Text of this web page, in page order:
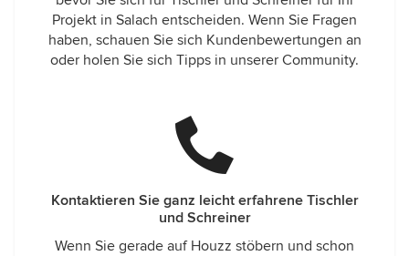
Projekt in Salach entscheiden. Wenn Sie Fragen
haben, schauen Sie sich Kundenbewertungen an
oder holen Sie sich Tipps in unserer Community.
Kontaktieren Sie ganz leicht erfahrene Tischler
und Schreiner
Wenn Sie gerade auf Houzz stöbern und schon